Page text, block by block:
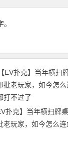
扑克】当年横扫牌
老玩家，如今怎么连